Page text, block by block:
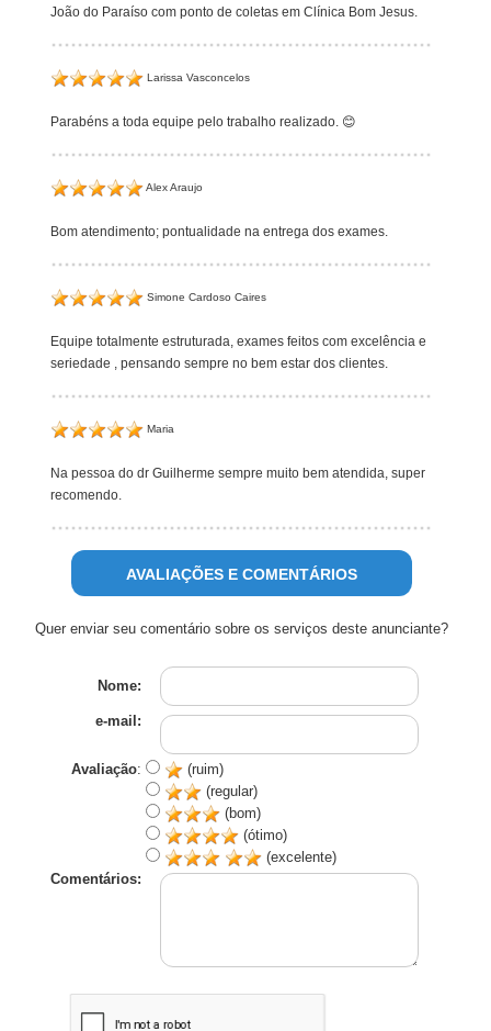
João do Paraíso com ponto de coletas em Clínica Bom Jesus.
Larissa Vasconcelos
Parabéns a toda equipe pelo trabalho realizado. 😊
Alex Araujo
Bom atendimento; pontualidade na entrega dos exames.
Simone Cardoso Caires
Equipe totalmente estruturada, exames feitos com excelência e
seriedade , pensando sempre no bem estar dos clientes.
Maria
Na pessoa do dr Guilherme sempre muito bem atendida, super
recomendo.
AVALIAÇÕES E COMENTÁRIOS
Quer enviar seu comentário sobre os serviços deste anunciante?
Nome:
e-mail:
Avaliação:
(ruim)
(regular)
(bom)
(ótimo)
(excelente)
Comentários: